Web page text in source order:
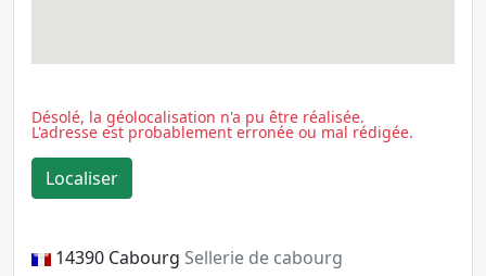
Désolé, la géolocalisation n'a pu être réalisée.
L'adresse est probablement erronée ou mal rédigée.
14390 Cabourg Sellerie de cabourg